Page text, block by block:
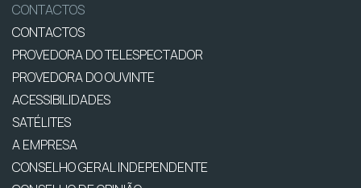
CONTACTOS
CONTACTOS
PROVEDORA DO TELESPECTADOR
PROVEDORA DO OUVINTE
ACESSIBILIDADES
SATÉLITES
A EMPRESA
CONSELHO GERAL INDEPENDENTE